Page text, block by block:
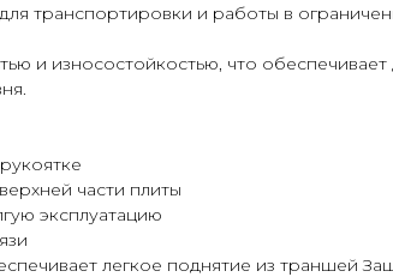
транспортировки и работы в
и износостойкостью, что
части плиты
эксплуатацию
легкое поднятие из траншей